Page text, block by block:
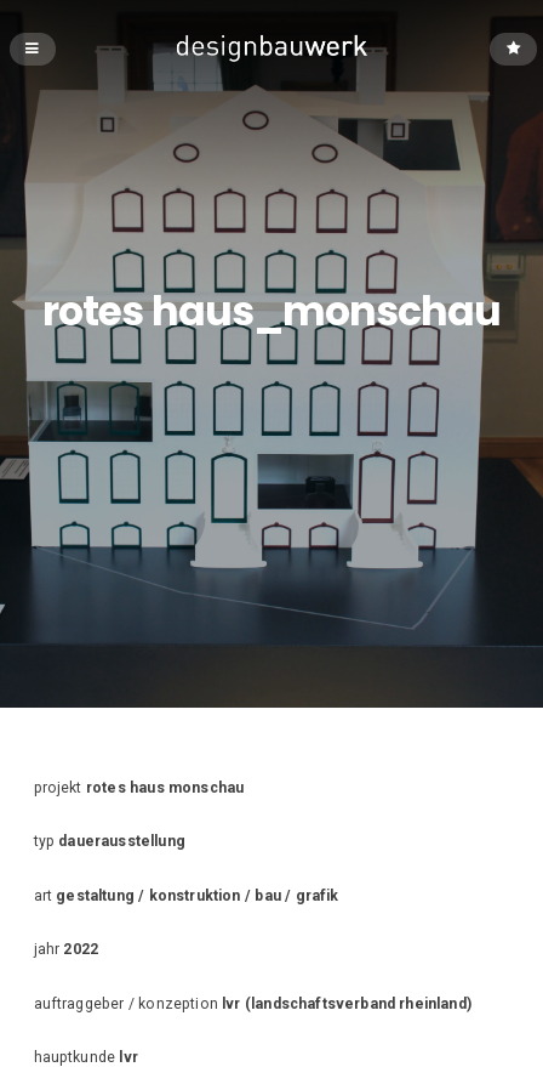
rotes haus_monschau
projekt rotes haus monschau
typ dauerausstellung
art gestaltung / konstruktion / bau / grafik
jahr 2022
auftraggeber / konzeption lvr (landschaftsverband rheinland)
hauptkunde lvr